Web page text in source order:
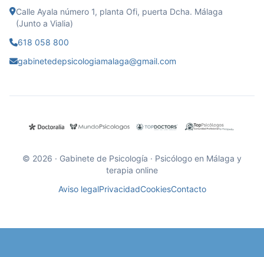
Calle Ayala número 1, planta Ofi, puerta Dcha. Málaga
(Junto a Vialia)
618 058 800
gabinetedepsicologiamalaga@gmail.com
© 2026 · Gabinete de Psicología · Psicólogo en Málaga y
terapia online
Aviso legalPrivacidadCookiesContacto